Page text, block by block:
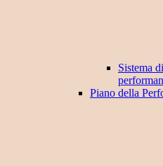
Sistema
Piano della